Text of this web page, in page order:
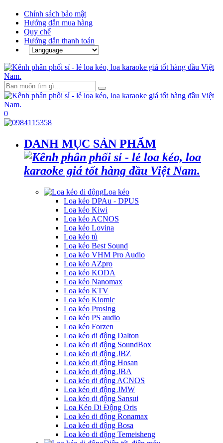
Chính sách bảo mật
Hướng dẫn mua hàng
Quy chế
Hướng dẫn thanh toán
0
DANH MỤC SẢN PHẨM
Loa kéo
Loa kéo DPAu - DPUS
Loa kéo Kiwi
Loa kéo ACNOS
Loa kéo Lovina
Loa kéo tủ
Loa kéo Best Sound
Loa kéo VHM Pro Audio
Loa kéo AZpro
Loa kéo KODA
Loa kéo Nanomax
Loa kéo KTV
Loa kéo Kiomic
Loa kéo Prosing
Loa kéo PS audio
Loa kéo Forzen
Loa kéo di động Dalton
Loa kéo di động SoundBox
Loa kéo di động JBZ
Loa kéo di động Hosan
Loa kéo di động JBA
Loa kéo di động ACNOS
Loa kéo di động JMW
Loa kéo di động Sansui
Loa Kéo Di Động Oris
Loa kéo di động Ronamax
Loa kéo di động Bosa
Loa kéo di động Temeisheng